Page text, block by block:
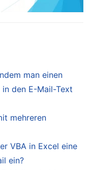
man einen
den E-Mail-Text
mehreren
VBA in Excel eine
ein?